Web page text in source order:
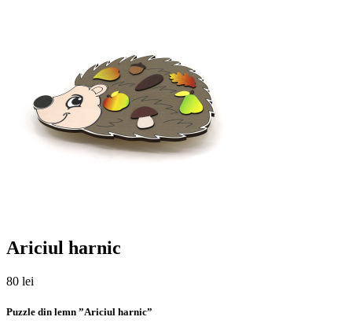
Ariciul harnic
80 lei
Puzzle din lemn ”Ariciul harnic”